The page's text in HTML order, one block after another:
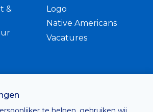
&
Logo
Native Americans
Vacatures